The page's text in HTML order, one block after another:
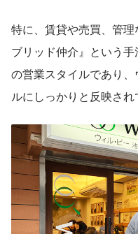
特に、賃貸や売買、管
ブリッド仲介』という
の営業スタイルであり
ルにしっかりと反映され